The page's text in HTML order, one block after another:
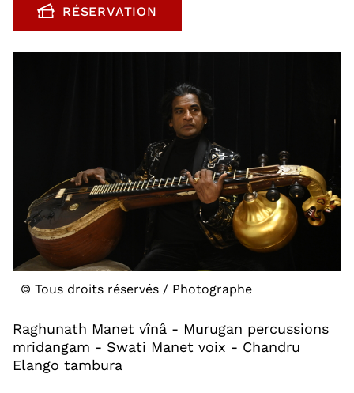
RÉSERVATION
, OUVRE UNE NOUVELLE FENÊTRE
© Tous droits réservés / Photographe
Raghunath Manet vînâ - Murugan percussions
mridangam - Swati Manet voix - Chandru
Elango tambura